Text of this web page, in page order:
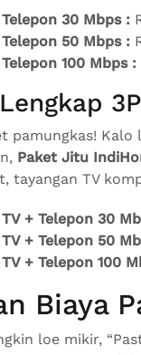
30 Mbps :
50 Mbps :
100 Mbps :
pamungkas! Kalo
Paket Jitu
tayangan TV
+ Telepon 30
+ Telepon 50
+ Telepon 100
Biaya
loe mikir,